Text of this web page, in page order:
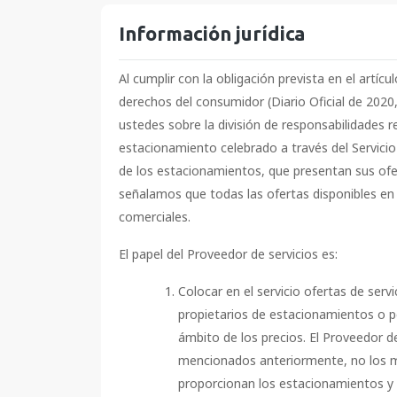
Información jurídica
Al cumplir con la obligación prevista en el
derechos del consumidor (Diario Oficial de
ustedes sobre la división de responsabilidades
estacionamiento celebrado a través del
de los estacionamientos, que presentan sus
señalamos que todas las ofertas disponibles
comerciales.
El papel del Proveedor de servicios es:
Colocar en el servicio ofertas de
propietarios de estacionamientos o
ámbito de los precios. El Proveedor
mencionados anteriormente, no los
proporcionan los estacionamientos y